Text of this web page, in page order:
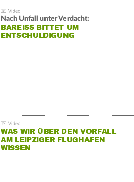
Nach Unfall unter Verdacht:
BAREISS BITTET UM E
NTSCHULDIGUNG
WAS WIR ÜBER DEN VORFALL
AM LEIPZIGER FLUGHAFEN
WISSEN